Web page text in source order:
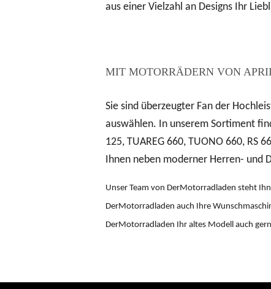
aus einer Vielzahl an Designs Ihr
MIT MOTORRÄDERN VON
Sie sind überzeugter Fan der
auswählen. In unserem Sortiment
125, TUAREG 660, TUONO 660,
Ihnen neben moderner Herren-
Unser Team von DerMotorradladen steht
DerMotorradladen auch Ihre
DerMotorradladen Ihr altes Modell auch